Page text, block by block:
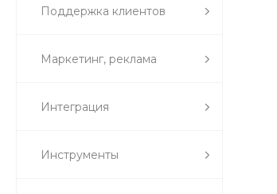
Поддержка клиентов
Маркетинг, реклама
Интеграция
Инструменты